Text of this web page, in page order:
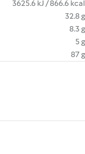
3625.6 kJ / 866.6 kcal
32.8 g
8.3 g
5 g
87 g